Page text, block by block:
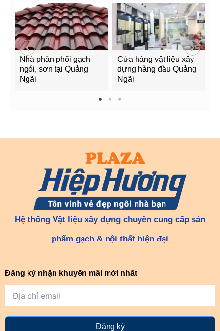
Nhà phân phối gạch
ngói, sơn tại Quảng
Ngãi
Cửa hàng vật liệu xây
dựng hàng đầu Quảng
Ngãi
1 2 3
Hệ thống Vật liệu xây dựng chuyên cung cấp sản
phẩm gạch & nội thất hiện đại
Đăng ký nhận khuyến mãi mới nhất
Đăng ký